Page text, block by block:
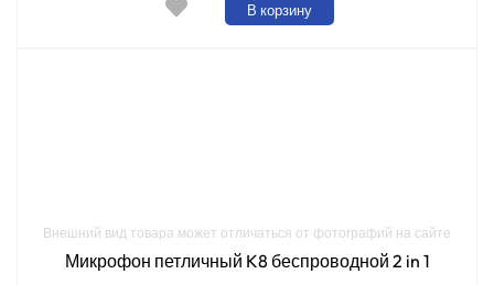
В корзину
Внешний вид товара может отличаться от фотографий на сайте
Микрофон петличный K8 беспроводной 2 in 1